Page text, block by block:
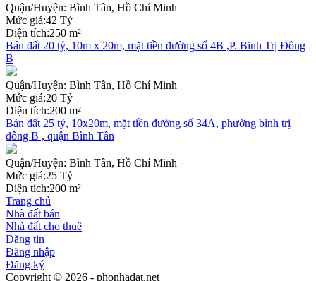
Quận/Huyện: Bình Tân, Hồ Chí Minh
Mức giá:42 Tỷ
Diện tích:250 m²
Bán đất 20 tỷ, 10m x 20m, mặt tiền đường số 4B ,P. Binh Trị Đông
B
Quận/Huyện: Bình Tân, Hồ Chí Minh
Mức giá:20 Tỷ
Diện tích:200 m²
Bán đất 25 tỷ, 10x20m, mặt tiền đường số 34A, phường bình trị
đông B , quận Bình Tân
Quận/Huyện: Bình Tân, Hồ Chí Minh
Mức giá:25 Tỷ
Diện tích:200 m²
Trang chủ
Nhà đất bán
Nhà đất cho thuê
Đăng tin
Đăng nhập
Đăng ký
Copyright © 2026 - phonhadat.net